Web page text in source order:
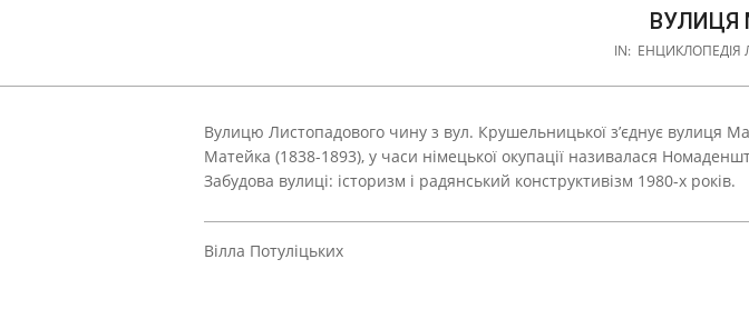
ВУЛИЦЯ
IN: ЕНЦИКЛОПЕДІЯ
Вулицю Листопадового чину з вул. Крушельницької з’єднує вулиця
Матейка (1838-1893), у часи німецької окупації називалася
Забудова вулиці: історизм і радянський конструктивізм 1980-х років.
Вілла Потуліцьких